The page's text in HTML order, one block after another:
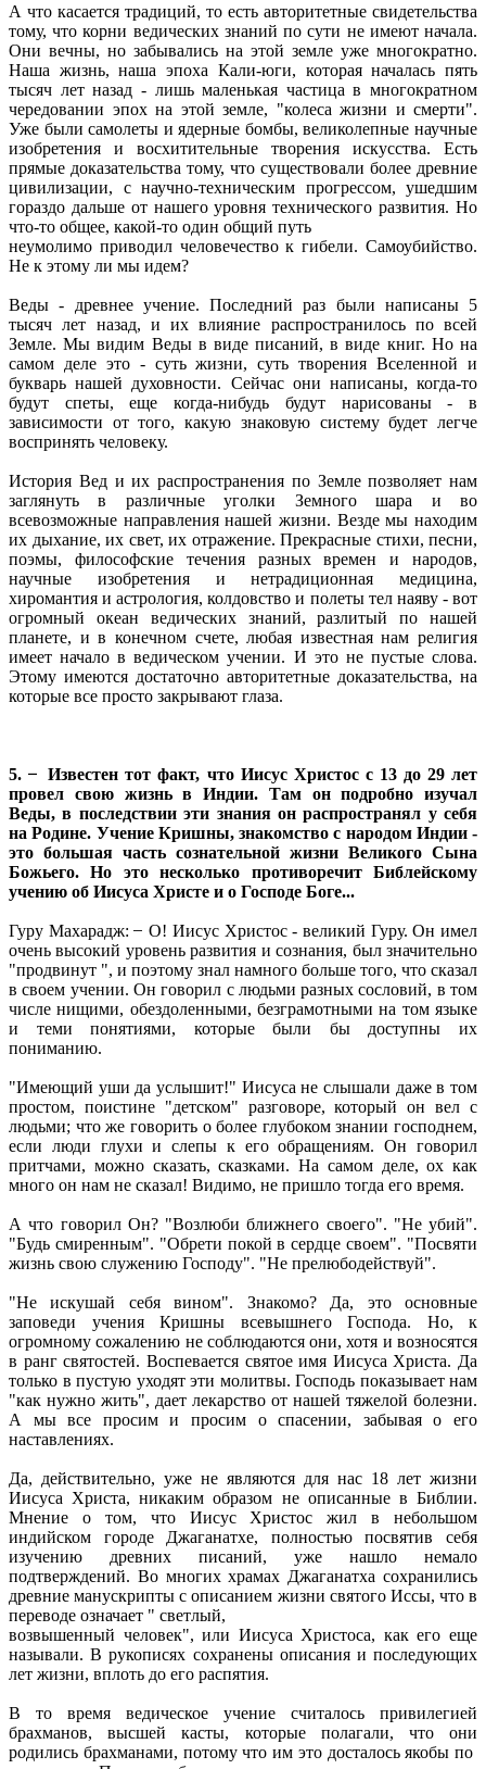
А что касается традиций, то есть авторитетные свидетельства
тому, что корни ведических знаний по сути не имеют начала.
Они вечны, но забывались на этой земле уже многократно.
Наша жизнь, наша эпоха Кали-юги, которая началась пять
тысяч лет назад - лишь маленькая частица в многократном
чередовании эпох на этой земле, "колеса жизни и смерти".
Уже были самолеты и ядерные бомбы, великолепные научные
изобретения и восхитительные творения искусства. Есть
прямые доказательства тому, что существовали более древние
цивилизации, с научно-техническим прогрессом, ушедшим
гораздо дальше от нашего уровня технического развития. Но
что-то общее, какой-то один общий путь
неумолимо приводил человечество к гибели. Самоубийство.
Не к этому ли мы идем?
Веды - древнее учение. Последний раз были написаны 5
тысяч лет назад, и их влияние распространилось по всей
Земле. Мы видим Веды в виде писаний, в виде книг. Но на
самом деле это - суть жизни, суть творения Вселенной и
букварь нашей духовности. Сейчас они написаны, когда-то
будут спеты, еще когда-нибудь будут нарисованы - в
зависимости от того, какую знаковую систему будет легче
воспринять человеку.
История Вед и их распространения по Земле позволяет нам
заглянуть в различные уголки Земного шара и во
всевозможные направления нашей жизни. Везде мы находим
их дыхание, их свет, их отражение. Прекрасные стихи, песни,
поэмы, философские течения разных времен и народов,
научные изобретения и нетрадиционная медицина,
хиромантия и астрология, колдовство и полеты тел наяву - вот
огромный океан ведических знаний, разлитый по нашей
планете, и в конечном счете, любая известная нам религия
имеет начало в ведическом учении. И это не пустые слова.
Этому имеются достаточно авторитетные доказательства, на
которые все просто закрывают глаза.
5. ̶ Известен тот факт, что Иисус Христос с 13 до 29 лет
провел свою жизнь в Индии. Там он подробно изучал
Веды, в последствии эти знания он распространял у себя
на Родине. Учение Кришны, знакомство с народом Индии -
это большая часть сознательной жизни Великого Сына
Божьего. Но это несколько противоречит Библейскому
учению об Иисуса Христе и о Господе Боге...
Гуру Махарадж: ̶ О! Иисус Христос - великий Гуру. Он имел
очень высокий уровень развития и сознания, был значительно
"продвинут ", и поэтому знал намного больше того, что сказал
в своем учении. Он говорил с людьми разных сословий, в том
числе нищими, обездоленными, безграмотными на том языке
и теми понятиями, которые были бы доступны их
пониманию.
"Имеющий уши да услышит!" Иисуса не слышали даже в том
простом, поистине "детском" разговоре, который он вел с
людьми; что же говорить о более глубоком знании господнем,
если люди глухи и слепы к его обращениям. Он говорил
притчами, можно сказать, сказками. На самом деле, ох как
много он нам не сказал! Видимо, не пришло тогда его время.
А что говорил Он? "Возлюби ближнего своего". "Не убий".
"Будь смиренным". "Обрети покой в сердце своем". "Посвяти
жизнь свою служению Господу". "Не прелюбодействуй".
"Не искушай себя вином". Знакомо? Да, это основные
заповеди учения Кришны всевышнего Господа. Но, к
огромному сожалению не соблюдаются они, хотя и возносятся
в ранг святостей. Воспевается святое имя Иисуса Христа. Да
только в пустую уходят эти молитвы. Господь показывает нам
"как нужно жить", дает лекарство от нашей тяжелой болезни.
А мы все просим и просим о спасении, забывая о его
наставлениях.
Да, действительно, уже не являются для нас 18 лет жизни
Иисуса Христа, никаким образом не описанные в Библии.
Мнение о том, что Иисус Христос жил в небольшом
индийском городе Джаганатхе, полностью посвятив себя
изучению древних писаний, уже нашло немало
подтверждений. Во многих храмах Джаганатха сохранились
древние манускрипты с описанием жизни святого Иссы, что в
переводе означает " светлый,
возвышенный человек", или Иисуса Христоса, как его еще
называли. В рукописях сохранены описания и последующих
лет жизни, вплоть до его распятия.
В то время ведическое учение считалось привилегией
брахманов, высшей касты, которые полагали, что они
родились брахманами, потому что им это досталось якобы по